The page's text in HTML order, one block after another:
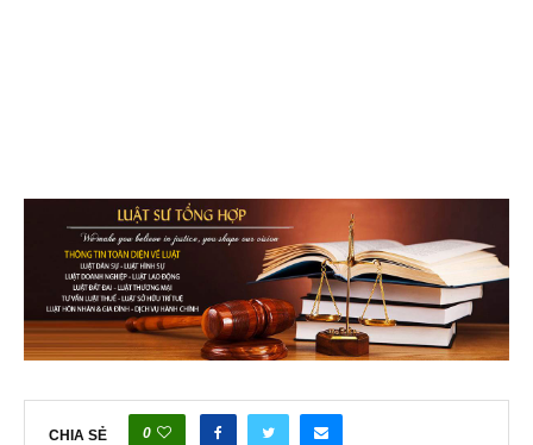
CHIA SẺ 0